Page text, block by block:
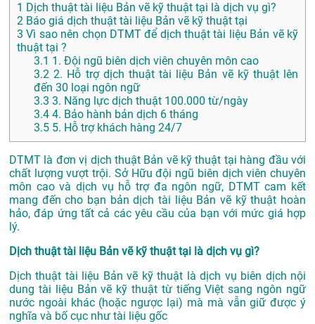
1 Dịch thuật tài liệu Bản vẽ kỹ thuật tại là dịch vụ gì?
2 Báo giá dịch thuật tài liệu Bản vẽ kỹ thuật tại
3 Vì sao nên chọn DTMT để dịch thuật tài liệu Bản vẽ kỹ
thuật tại ?
3.1 1. Đội ngũ biên dịch viên chuyên môn cao
3.2 2. Hỗ trợ dịch thuật tài liệu Bản vẽ kỹ thuật lên
đến 30 loại ngôn ngữ
3.3 3. Năng lực dịch thuật 100.000 từ/ngày
3.4 4. Bảo hành bản dịch 6 tháng
3.5 5. Hỗ trợ khách hàng 24/7
DTMT là đơn vị dịch thuật Bản vẽ kỹ thuật tại hàng đầu với
chất lượng vượt trội. Sở Hữu đội ngũ biên dịch viên chuyên
môn cao và dịch vụ hỗ trợ đa ngôn ngữ, DTMT cam kết
mang đến cho bạn bản dịch tài liệu Bản vẽ kỹ thuật hoàn
hảo, đáp ứng tất cả các yêu cầu của bạn với mức giá hợp
lý.
Dịch thuật tài liệu Bản vẽ kỹ thuật tại là dịch vụ gì?
Dịch thuật tài liệu Bản vẽ kỹ thuật là dịch vụ biên dịch nội
dung tài liệu Bản vẽ kỹ thuật từ tiếng Việt sang ngôn ngữ
nước ngoài khác (hoặc ngược lại) mà mà vẫn giữ được ý
nghĩa và bố cục như tài liệu gốc